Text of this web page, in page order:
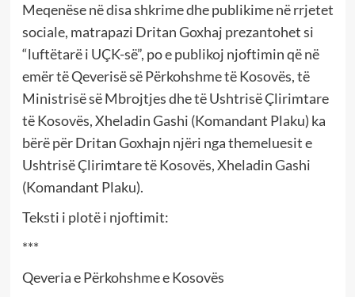
Meqenëse në disa shkrime dhe publikime në rrjetet
sociale, matrapazi Dritan Goxhaj prezantohet si
“luftëtarë i UÇK-së”, po e publikoj njoftimin që në
emër të Qeverisë së Përkohshme të Kosovës, të
Ministrisë së Mbrojtjes dhe të Ushtrisë Çlirimtare
të Kosovës, Xheladin Gashi (Komandant Plaku) ka
bërë për Dritan Goxhajn njëri nga themeluesit e
Ushtrisë Çlirimtare të Kosovës, Xheladin Gashi
(Komandant Plaku).
Teksti i plotë i njoftimit:
***
Qeveria e Përkohshme e Kosovës